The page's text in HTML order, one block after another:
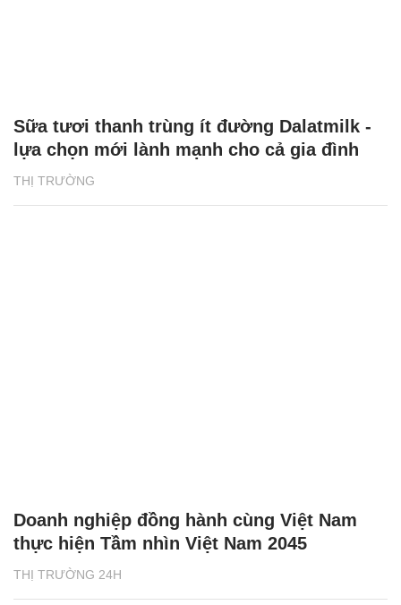
THỊ TRƯỜNG
Sữa tươi thanh trùng ít đường Dalatmilk -
lựa chọn mới lành mạnh cho cả gia đình
THỊ TRƯỜNG 24H
Doanh nghiệp đồng hành cùng Việt Nam
thực hiện Tầm nhìn Việt Nam 2045